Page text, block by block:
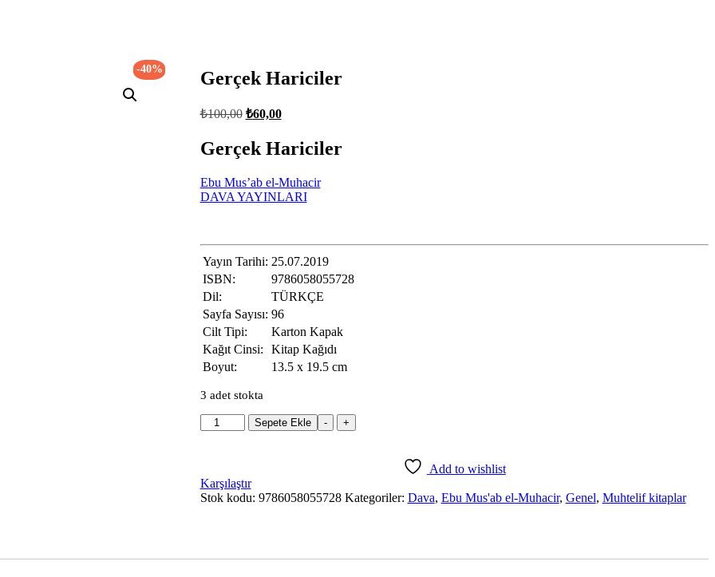
-40% Gerçek Hariciler
₺100,00 Orijinal
₺100,00.
₺60,00Şu
fiyat:
₺60,00.
Gerçek Hariciler
Ebu Mus’ab el-Muhacir
DAVA YAYINLARI
Yayın Tarihi: 25.07.2019
ISBN:
9786058055728
Dil:
TÜRKÇE
Sayfa Sayısı: 96
Cilt Tipi:
Karton Kapak
Kağıt Cinsi:
Kitap Kağıdı
Boyut:
13.5 x 19.5 cm
3 adet stokta
-
Gerçek
Hariciler
+
Sepete Ekle
Add to wishlist
Karşılaştır
Stok kodu: 9786058055728 Kategoriler: Dava, Ebu Mus'ab el-Muhacir, Genel, Muhtelif kitaplar